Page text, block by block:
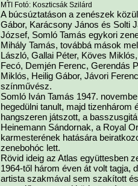
MTI Fotó: Koszticsák Szilárd
A búcsúztatáson a zenészek
Gábor, Karácsony János és Solti
József, Somló Tamás egykori
Mihály Tamás, továbbá mások
László, Gallai Péter, Köves
Fecó, Demjén Ferenc, Gerendás
Miklós, Heilig Gábor, Jávori
színművész.
Somló Iván Tamás 1947.
hegedülni tanult, majd
hangszeren játszott, a
Heinemann Sándornak, a Royal
karmesterének hatására
zenebohóc lett.
Rövid ideig az Atlas együttesben
1964-től három éven át volt tagja,
artista szakmával sem szakított